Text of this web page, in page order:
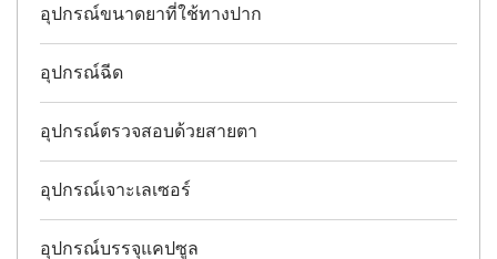
อุปกรณ์ขนาดยาที่ใช้ทางปาก
อุปกรณ์ฉีด
อุปกรณ์ตรวจสอบด้วยสายตา
อุปกรณ์เจาะเลเซอร์
อุปกรณ์บรรจุแคปซูล